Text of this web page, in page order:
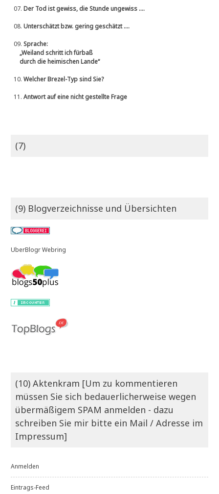
07.Der Tod ist gewiss, die Stunde ungewiss ....
08.Unterschätzt bzw. gering geschätzt ....
09.Sprache:
„Weiland schritt ich fürbaß
durch die heimischen Lande“
10.Welcher Brezel-Typ sind Sie?
11.Antwort auf eine nicht gestellte Frage
(7)
(9) Blogverzeichnisse und Übersichten
UberBlogr Webring
(10) Aktenkram [Um zu kommentieren
müssen Sie sich bedauerlicherweise wegen
übermäßigem SPAM anmelden - dazu
schreiben Sie mir bitte ein Mail / Adresse im
Impressum]
Anmelden
Eintrags-Feed